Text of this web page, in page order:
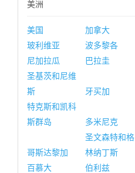
美洲
美国 加拿大
玻利维亚
波多黎各
尼加拉瓜
巴拉圭
圣基茨和尼维
斯
牙买加
特克斯和凯科
斯群岛
多米尼克
哥斯达黎加
圣文森特和格
林纳丁斯
百慕大
伯利兹